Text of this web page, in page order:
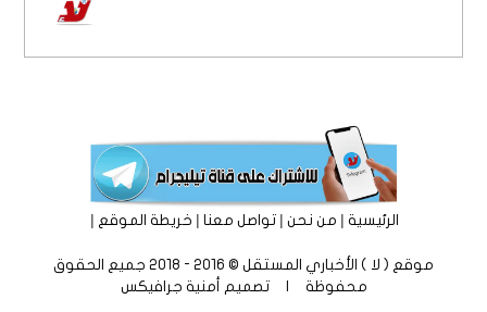
الرئيسية|من نحن|تواصل معنا|خريطة الموقع |
موقع ( لا ) الأخباري المستقل © 2016 - 2018 جميع الحقوق
محفوظة | تصميم
أمنية جرافيكس